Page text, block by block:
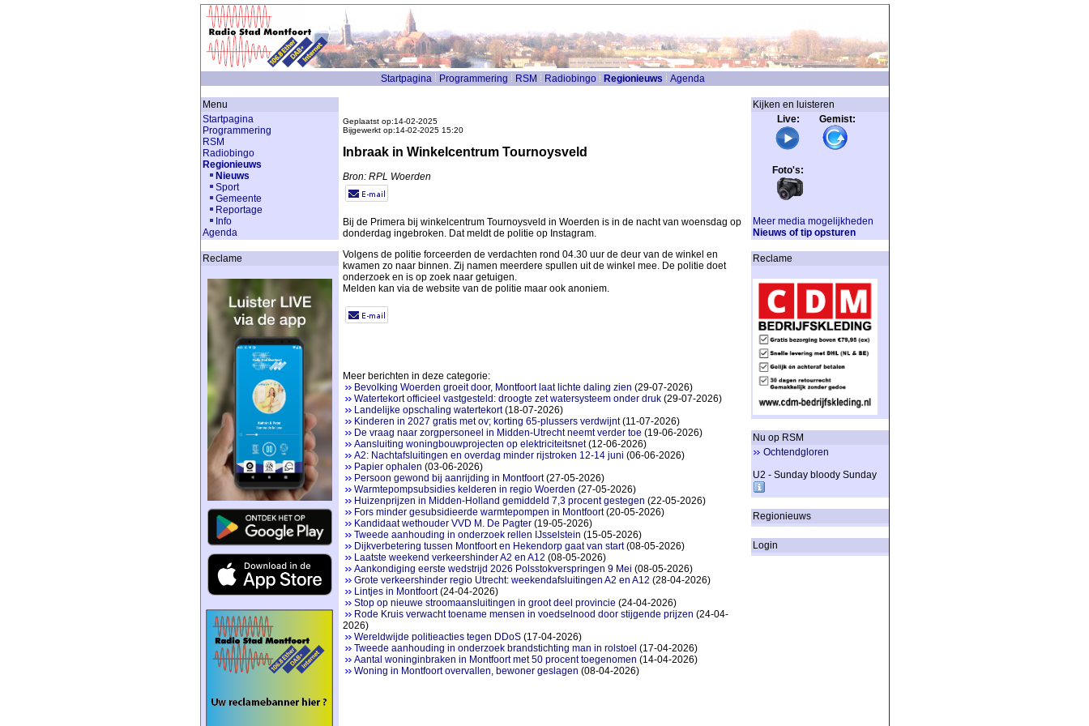
Startpagina Programmering RSM Radiobingo Regionieuws Agenda
Menu
Startpagina
Programmering
RSM
Radiobingo
Regionieuws
Nieuws
Sport
Gemeente
Reportage
Info
Agenda
Reclame
Geplaatst op:14-02-2025
Bijgewerkt op:14-02-2025 15:20
Inbraak in Winkelcentrum Tournoysveld
Bron: RPL Woerden
Bij de Primera bij winkelcentrum Tournoysveld in Woerden is in de nacht van woensdag op
donderdag ingebroken. Dat meldt de politie op Instagram.
Volgens de politie forceerden de verdachten rond 04.30 uur de deur van de winkel en
kwamen zo naar binnen. Zij namen meerdere spullen uit de winkel mee. De politie doet
onderzoek en is op zoek naar getuigen.
Melden kan via de website van de politie maar ook anoniem.
Meer berichten in deze categorie:
Bevolking Woerden groeit door, Montfoort laat lichte daling zien (29-07-2026)
Watertekort officieel vastgesteld: droogte zet watersysteem onder druk(29-07-2026)
Landelijke opschaling watertekort(18-07-2026)
Kinderen in 2027 gratis met ov; korting 65-plussers verdwijnt(11-07-2026)
De vraag naar zorgpersoneel in Midden-Utrecht neemt verder toe (19-06-2026)
Aansluiting woningbouwprojecten op elektriciteitsnet(12-06-2026)
A2: Nachtafsluitingen en overdag minder rijstroken 12-14 juni (06-06-2026)
Papier ophalen (03-06-2026)
Persoon gewond bij aanrijding in Montfoort(27-05-2026)
Warmtepompsubsidies kelderen in regio Woerden (27-05-2026)
Huizenprijzen in Midden-Holland gemiddeld 7,3 procent gestegen (22-05-2026)
Fors minder gesubsidieerde warmtepompen in Montfoort(20-05-2026)
Kandidaat wethouder VVD M. De Pagter(19-05-2026)
Tweede aanhouding in onderzoek rellen IJsselstein (15-05-2026)
Dijkverbetering tussen Montfoort en Hekendorp gaat van start(08-05-2026)
Laatste weekend verkeershinder A2 en A12 (08-05-2026)
Aankondiging eerste wedstrijd 2026 Polsstokverspringen 9 Mei (08-05-2026)
Grote verkeershinder regio Utrecht: weekendafsluitingen A2 en A12 (28-04-2026)
Lintjes in Montfoort(24-04-2026)
Stop op nieuwe stroomaansluitingen in groot deel provincie (24-04-2026)
Rode Kruis verwacht toename mensen in voedselnood door stijgende prijzen (24-04-
2026)
Wereldwijde politieacties tegen DDoS(17-04-2026)
Tweede aanhouding in onderzoek brandstichting man in rolstoel (17-04-2026)
Aantal woninginbraken in Montfoort met 50 procent toegenomen (14-04-2026)
Woning in Montfoort overvallen, bewoner geslagen (08-04-2026)
Kijken en luisteren
Live: Gemist:
Foto's:
Meer media mogelijkheden
Nieuws of tip opsturen
Reclame
Nu op RSM
Ochtendgloren
U2 - Sunday bloody Sunday
Regionieuws
Login